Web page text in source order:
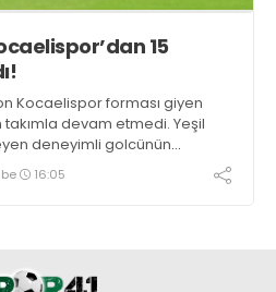
15
Kocaelispor forması giyen
devam etmedi. Yeşil
deneyimli golcünün
16:05